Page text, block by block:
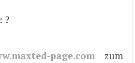
?
page.comzum